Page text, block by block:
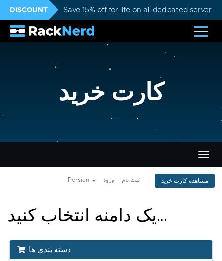
DISCOUNT Save 15% off for life on all dedicated servers
کارت خرید
تغییر
Persian ورود ثبت نام مشاهده کارت خرید
یک دامنه انتخاب کنید...
دسته بندی ها